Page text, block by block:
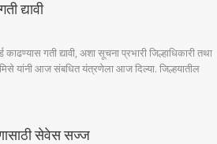
द्यावी
गती द्यावी, अशा सूचना प्रभारी जिल्हाधिकारी तथा
यांनी आज संबधित यंत्रणेला आज दिल्या. जिल्हयातील
सेवेस सज्ज